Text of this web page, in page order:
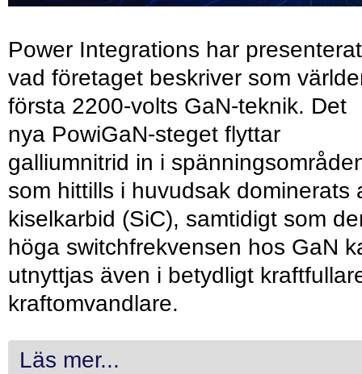
Power Integrations har presenterat
vad företaget beskriver som
första 2200-volts GaN-teknik. Det
nya PowiGaN-steget flyttar
galliumnitrid in i
som hittills i huvudsak dominerats
kiselkarbid (SiC), samtidigt som
höga switchfrekvensen hos GaN
utnyttjas även i betydligt
kraftomvandlare.
Läs mer...